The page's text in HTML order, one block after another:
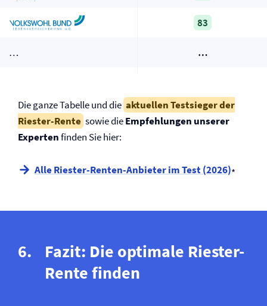
83
… …
Die ganze Tabelle und die aktuellen Testsieger der
Riester-Rente sowie dieEmpfehlungen unserer
Expertenfinden Sie hier:
Alle Riester-Renten-Anbieter im Test (2026)*
Fazit: Die optimale Riester-
Rente finden